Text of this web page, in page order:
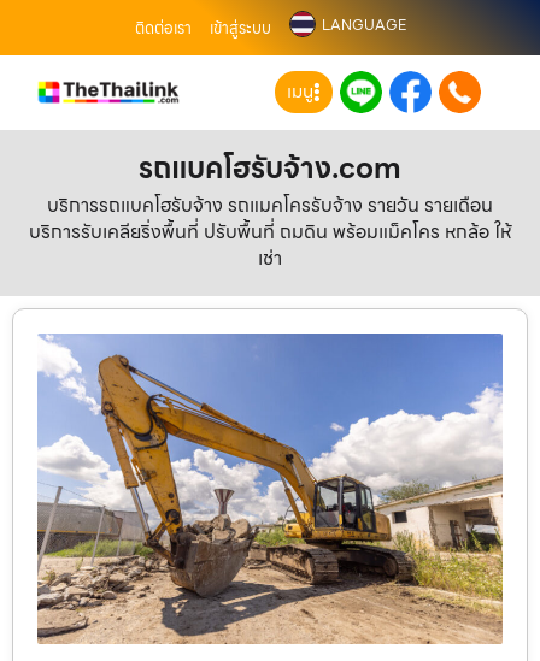
ติดต่อเรา เข้าสู่ระบบ LANGUAGE
เมนู
รถแบคโฮรับจ้าง.com
บริการรถแบคโฮรับจ้าง รถแมคโครรับจ้าง รายวัน รายเดือน
บริการรับเคลียริ่งพื้นที่ ปรับพื้นที่ ถมดิน พร้อมแม็คโคร หกล้อ ให้
เช่า